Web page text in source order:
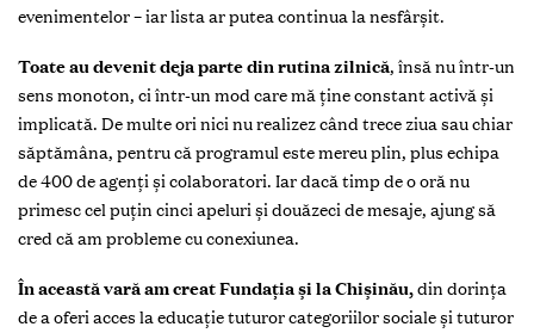
evenimentelor – iar lista ar putea continua la nesfârșit.
Toate au devenit deja parte din rutina zilnică, însă nu într-un
sens monoton, ci într-un mod care mă ține constant activă și
implicată. De multe ori nici nu realizez când trece ziua sau chiar
săptămâna, pentru că programul este mereu plin, plus echipa
de 400 de agenți și colaboratori. Iar dacă timp de o oră nu
primesc cel puțin cinci apeluri și douăzeci de mesaje, ajung să
cred că am probleme cu conexiunea.
În această vară am creat Fundația și la Chișinău,din dorința
de a oferi acces la educație tuturor categoriilor sociale și tuturor